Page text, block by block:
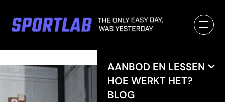
AANBOD EN LESSEN
HOE WERKT HET?
BLOG